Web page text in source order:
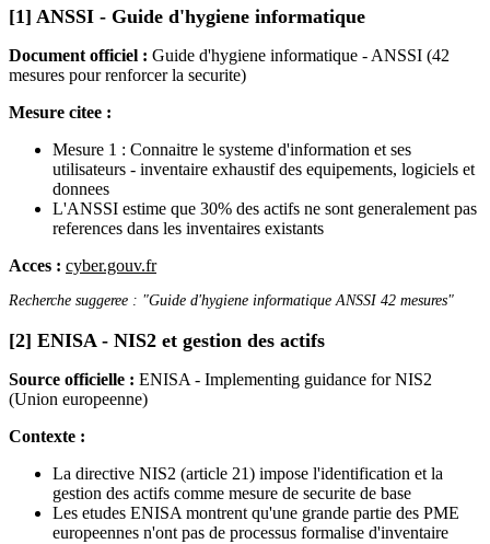
[1] ANSSI - Guide d'hygiene informatique
Document officiel : Guide d'hygiene informatique - ANSSI (42
mesures pour renforcer la securite)
Mesure citee :
Mesure 1 : Connaitre le systeme d'information et ses
utilisateurs - inventaire exhaustif des equipements, logiciels et
donnees
L'ANSSI estime que 30% des actifs ne sont generalement pas
references dans les inventaires existants
Acces : cyber.gouv.fr
Recherche suggeree : "Guide d'hygiene informatique ANSSI 42 mesures"
[2] ENISA - NIS2 et gestion des actifs
Source officielle : ENISA - Implementing guidance for NIS2
(Union europeenne)
Contexte :
La directive NIS2 (article 21) impose l'identification et la
gestion des actifs comme mesure de securite de base
Les etudes ENISA montrent qu'une grande partie des PME
europeennes n'ont pas de processus formalise d'inventaire